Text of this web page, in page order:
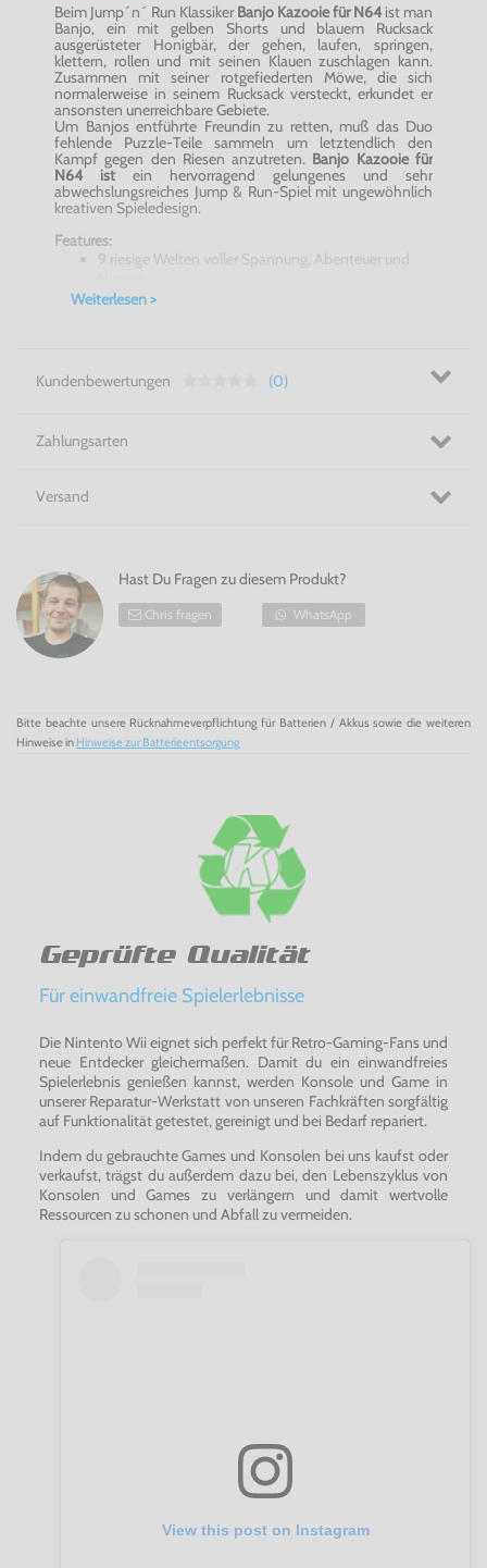
Beim Jump´n´ Run KlassikerBanjo Kazooie für N64ist man
Banjo, ein mit gelben Shorts und blauem Rucksack
ausgerüsteter Honigbär, der gehen, laufen, springen,
klettern, rollen und mit seinen Klauen zuschlagen kann.
Zusammen mit seiner rotgefiederten Möwe, die sich
normalerweise in seinem Rucksack versteckt, erkundet er
ansonsten unerreichbare Gebiete.
Um Banjos entführte Freundin zu retten, muß das Duo
fehlende Puzzle-Teile sammeln um letztendlich den
Kampf gegen den Riesen anzutreten. Banjo Kazooie für
N64 ist ein hervorragend gelungenes und sehr
abwechslungsreiches Jump & Run-Spiel mit ungewöhnlich
kreativen Spieledesign.
Features:
9 riesige Welten voller Spannung, Abenteuer und
Banjo Kazooie für N64
Dieses Game darf in keiner Nintendo-64-Sammlung
Nintendo 64 - jetzt bei Konsolenkost kaufen!
Weiterlesen >
Kundenbewertungen (0)
Zahlungsarten
Versand
Hast Du Fragen zu diesem Produkt?
Chris fragen WhatsApp
Bitte beachte unsere Rücknahmeverpflichtung für Batterien / Akkus sowie die weiteren
Hinweise in Hinweise zur Batterieentsorgung
Geprüfte Qualität
Für einwandfreie Spielerlebnisse
Die Nintento Wii eignet sich perfekt für Retro-Gaming-Fans und
neue Entdecker gleichermaßen. Damit du ein einwandfreies
Spielerlebnis genießen kannst, werden Konsole und Game in
unserer Reparatur-Werkstatt von unseren Fachkräften sorgfältig
auf Funktionalität getestet, gereinigt und bei Bedarf repariert.
Indem du gebrauchte Games und Konsolen bei uns kaufst oder
verkaufst, trägst du außerdem dazu bei, den Lebenszyklus von
Konsolen und Games zu verlängern und damit wertvolle
Ressourcen zu schonen und Abfall zu vermeiden.
View this post on Instagram